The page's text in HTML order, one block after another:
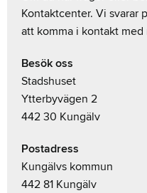
Kontaktcenter. Vi svarar
att komma i kontakt med
Besök oss
Stadshuset
Ytterbyvägen 2
442 30 Kungälv
Postadress
Kungälvs kommun
442 81 Kungälv